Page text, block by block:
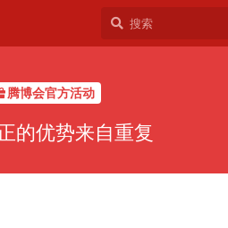
腾博会官方活动
的优势来自重复